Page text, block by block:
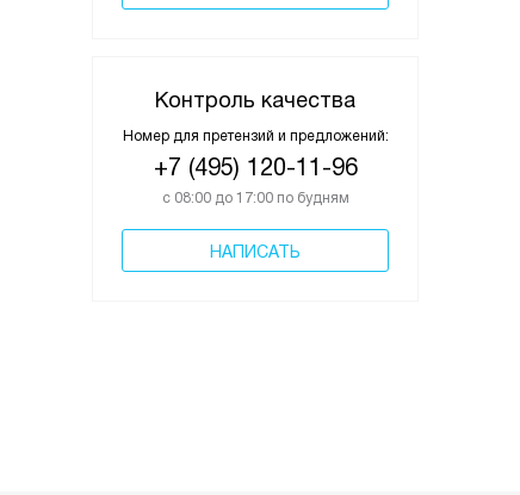
Контроль качества
Номер для претензий и предложений:
+7 (495) 120-11-96
с 08:00 до 17:00 по будням
НАПИСАТЬ